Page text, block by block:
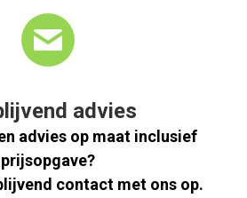
advies
advies op maat inclusief
prijsopgave?
contact met ons op.